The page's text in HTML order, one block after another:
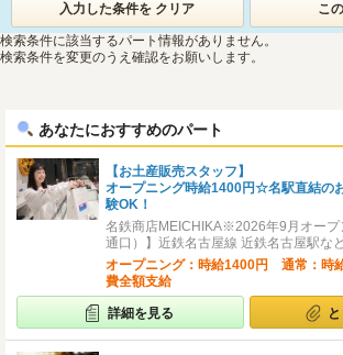
入力した条件を クリア こ
検索条件に該当するパート情報がありません。
検索条件を変更のうえ確認をお願いします。
あなたにおすすめのパート
【お土産販売スタッフ】
オープニング時給1400円☆名駅直結の
験OK！
名鉄商店MEICHIKA※2026年9月オープ
通口）】近鉄名古屋線 近鉄名古屋駅な
オープニング：時給1400円 通常：時
費全額支給
詳細を見る